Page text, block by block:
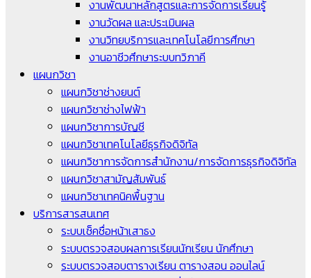
งานพัฒนาหลักสูตรและการจัดการเรียนรู้
งานวัดผล และประเมินผล
งานวิทยบริการและเทคโนโลยีการศึกษา
งานอาชีวศึกษาระบบทวิภาคี
แผนกวิชา
แผนกวิชาช่างยนต์
แผนกวิชาช่างไฟฟ้า
แผนกวิชาการบัญชี
แผนกวิชาเทคโนโลยีธุรกิจดิจิทัล
แผนกวิชาการจัดการสำนักงาน/การจัดการธุรกิจดิจิทัล
แผนกวิชาสามัญสัมพันธ์
แผนกวิชาเทคนิคพื้นฐาน
บริการสารสนเทศ
ระบบเช็คชื่อหน้าเสาธง
ระบบตรวจสอบผลการเรียนนักเรียน นักศึกษา
ระบบตรวจสอบตารางเรียน ตารางสอน ออนไลน์